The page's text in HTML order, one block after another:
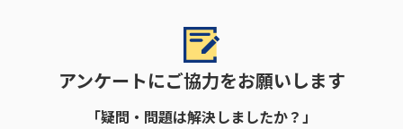
アンケートにご協力をお願いします
「疑問・問題は解決しましたか？」